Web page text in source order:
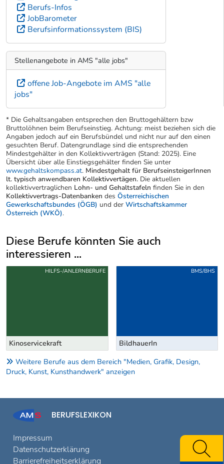
Berufs-Infos
JobBarometer
Berufsinformationssystem (BIS)
Stellenangebote in AMS "alle jobs"
offene Job-Angebote im AMS "alle
jobs"
* Die Gehaltsangaben entsprechen den Bruttogehältern bzw
Bruttolöhnen beim Berufseinstieg. Achtung: meist beziehen sich die
Angaben jedoch auf ein Berufsbündel und nicht nur auf den einen
gesuchten Beruf. Datengrundlage sind die entsprechenden
Mindestgehälter in den Kollektivverträgen (Stand: 2025). Eine
Übersicht über alle Einstiegsgehälter finden Sie unter
www.gehaltskompass.at. Mindestgehalt für BerufseinsteigerInnen
lt. typisch anwendbaren Kollektivvertägen. Die aktuellen
kollektivvertraglichen Lohn- und Gehaltstafeln finden Sie in den
Kollektivvertrags-Datenbanken des Österreichischen
Gewerkschaftsbundes (ÖGB) und der Wirtschaftskammer
Österreich (WKÖ).
Diese Berufe könnten Sie auch
interessieren ...
Uber weitere Berufsvorschläge
Kinoservicekraft
HILFS-/ANLERNBERUFE
BildhauerIn
BMS/BHS
Weitere Berufe aus dem Bereich "Medien, Grafik, Design,
Druck, Kunst, Kunsthandwerk" anzeigen
BERUFSLEXIKON
Impressum
Datenschutzerklärung
Barrierefreiheitserklärung